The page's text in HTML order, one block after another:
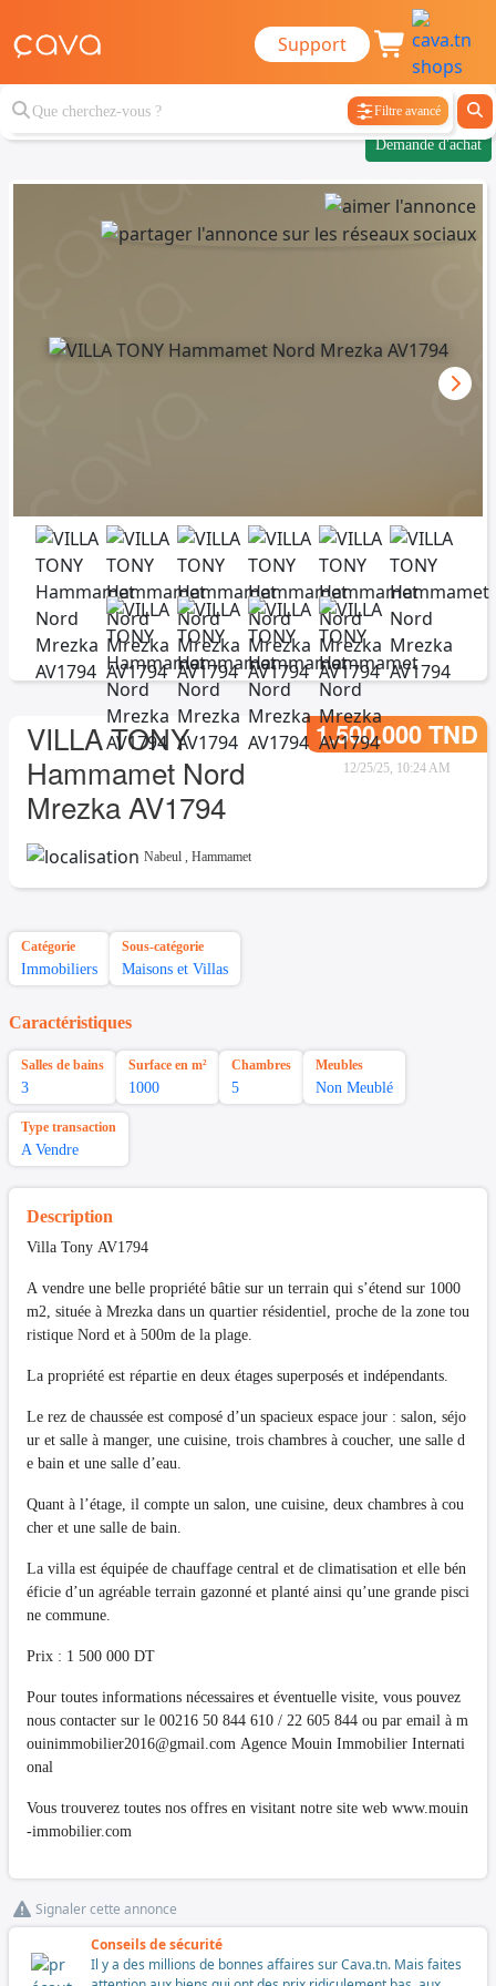
Support
Filtre avancé
Demande d'achat
VILLA TONY
Hammamet Nord
Mrezka AV1794
1.500.000 TND
12/25/25, 10:24 AM
Nabeul , Hammamet
Catégorie
Immobiliers
Sous-catégorie
Maisons et Villas
Caractéristiques
Salles de bains
3
Surface en m²
1000
Chambres
5
Meubles
Non Meublé
Type transaction
A Vendre
Description
Villa Tony AV1794
A vendre une belle propriété bâtie sur un terrain qui s’étend sur 1000
m2, située à Mrezka dans un quartier résidentiel, proche de la zone tou
ristique Nord et à 500m de la plage.
La propriété est répartie en deux étages superposés et indépendants.
Le rez de chaussée est composé d’un spacieux espace jour : salon, séjo
ur et salle à manger, une cuisine, trois chambres à coucher, une salle d
e bain et une salle d’eau.
Quant à l’étage, il compte un salon, une cuisine, deux chambres à cou
cher et une salle de bain.
La villa est équipée de chauffage central et de climatisation et elle bén
éficie d’un agréable terrain gazonné et planté ainsi qu’une grande pisci
ne commune.
Prix : 1 500 000 DT
Pour toutes informations nécessaires et éventuelle visite, vous pouvez
nous contacter sur le 00216 50 844 610 / 22 605 844 ou par email à m
ouinimmobilier2016@gmail.com Agence Mouin Immobilier Internati
onal
Vous trouverez toutes nos offres en visitant notre site web www.mouin
-immobilier.com
Signaler cette annonce
Conseils de sécurité
Il y a des millions de bonnes affaires sur Cava.tn. Mais faites